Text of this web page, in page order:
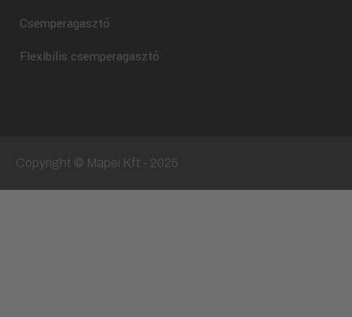
Csemperagasztó
Flexibilis csemperagasztó
Copyright © Mapei Kft - 2025